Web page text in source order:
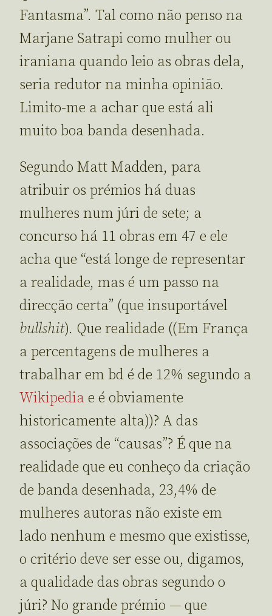
Fantasma”. Tal como não penso na
Marjane Satrapi como mulher ou
iraniana quando leio as obras dela,
seria redutor na minha opinião.
Limito-me a achar que está ali
muito boa banda desenhada.
Segundo Matt Madden, para
atribuir os prémios há duas
mulheres num júri de sete; a
concurso há 11 obras em 47 e ele
acha que “está longe de representar
a realidade, mas é um passo na
direcção certa” (que insuportável
bullshit). Que realidade ((Em França
a percentagens de mulheres a
trabalhar em bd é de 12% segundo a
Wikipedia e é obviamente
historicamente alta))? A das
associações de “causas”? É que na
realidade que eu conheço da criação
de banda desenhada, 23,4% de
mulheres autoras não existe em
lado nenhum e mesmo que existisse,
o critério deve ser esse ou, digamos,
a qualidade das obras segundo o
júri? No grande prémio — que